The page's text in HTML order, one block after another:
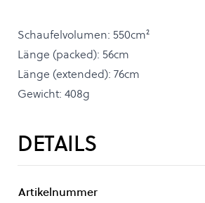
Schaufelvolumen: 550cm²
Länge (packed): 56cm
Länge (extended): 76cm
Gewicht: 408g
DETAILS
Artikelnummer